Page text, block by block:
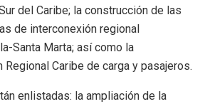
del Caribe; la construcción de las
de interconexión regional
Santa Marta; así como la
Regional Caribe de carga y pasajeros.
enlistadas: la ampliación de la